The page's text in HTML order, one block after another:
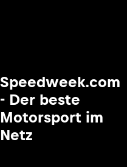
Speedweek.com
- Der beste
Motorsport im
Netz